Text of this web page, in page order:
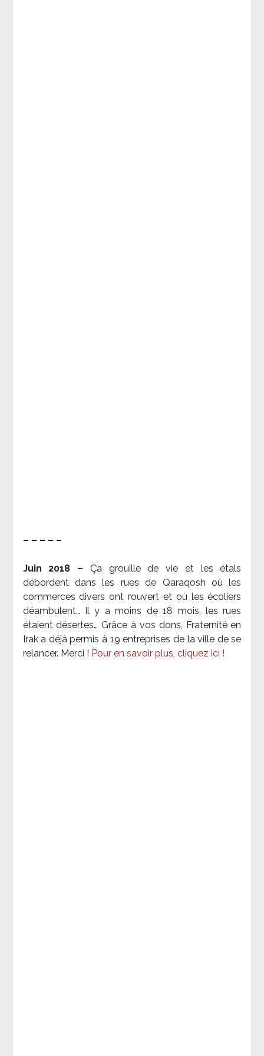
– – – – –
Juin 2018 – Ça grouille de vie et les étals
débordent dans les rues de Qaraqosh où les
commerces divers ont rouvert et où les écoliers
déambulent… Il y a moins de 18 mois, les rues
étaient désertes… Grâce à vos dons, Fraternité en
Irak a déjà permis à 19 entreprises de la ville de se
relancer. Merci ! Pour en savoir plus, cliquez ici !